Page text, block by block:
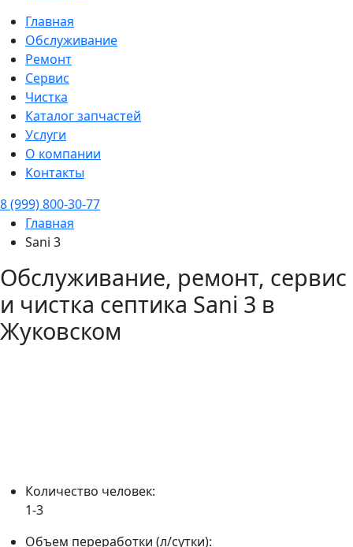
Главная
Обслуживание
Ремонт
Сервис
Чистка
Каталог запчастей
Услуги
О компании
Контакты
8 (999) 800-30-77
Главная
Sani 3
Обслуживание, ремонт, сервис
и чистка септика Sani 3 в
Жуковском
Количество человек:
1-3
Объем переработки (л/сутки):